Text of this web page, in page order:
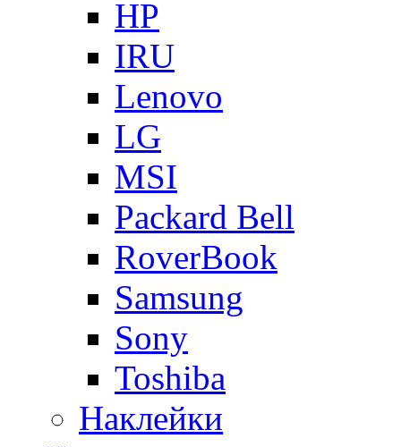
HP
IRU
Lenovo
LG
MSI
Packard Bell
RoverBook
Samsung
Sony
Toshiba
Наклейки